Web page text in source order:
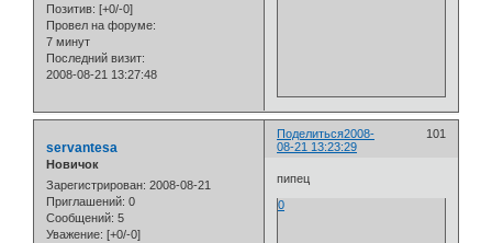
Позитив: [+0/-0]
Провел на форуме:
7 минут
Последний визит:
2008-08-21 13:27:48
Поделиться 101
2008-
08-21 13:23:29
servantesa
Новичок
Зарегистрирован: 2008-08-21
Приглашений: 0
Сообщений: 5
Уважение: [+0/-0]
пипец
0